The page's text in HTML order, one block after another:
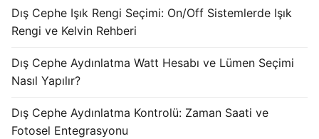
Dış Cephe Işık Rengi Seçimi: On/Off Sistemlerde Işık
Rengi ve Kelvin Rehberi
Dış Cephe Aydınlatma Watt Hesabı ve Lümen Seçimi
Nasıl Yapılır?
Dış Cephe Aydınlatma Kontrolü: Zaman Saati ve
Fotosel Entegrasyonu